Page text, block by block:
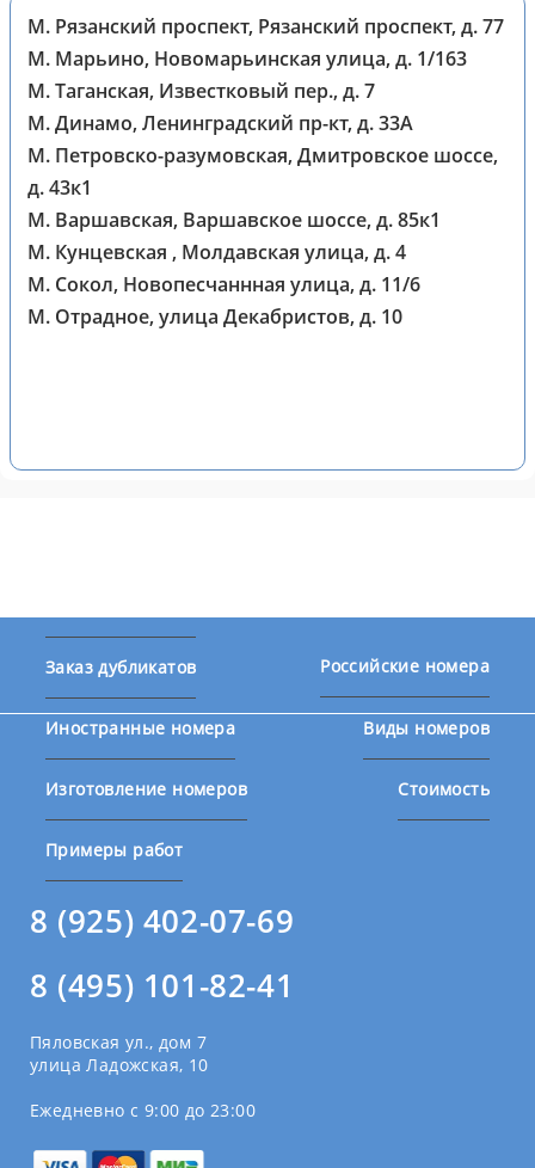
М. Рязанский проспект, Рязанский проспект, д. 77
М. Марьино, Новомарьинская улица, д. 1/163
М. Таганская, Известковый пер., д. 7
М. Динамо, Ленинградский пр-кт, д. 33А
М. Петровско-разумовская, Дмитровское шоссе,
д. 43к1
М. Варшавская, Варшавское шоссе, д. 85к1
М. Кунцевская , Молдавская улица, д. 4
М. Сокол, Новопесчаннная улица, д. 11/6
М. Отрадное, улица Декабристов, д. 10
Заказ дубликатов Российские номера
Иностранные номера Виды номеров
Изготовление номеров Стоимость
Примеры работ
8 (925) 402-07-69
8 (495) 101-82-41
Пяловская ул., дом 7
улица Ладожская, 10
Ежедневно с 9:00 до 23:00